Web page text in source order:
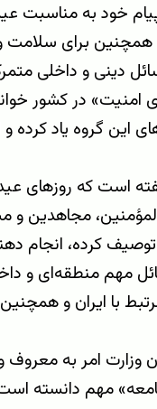
پیام خود به مناسبت
برای سلامت
دینی و داخلی
امنیت» در کشور
این گروه یاد کرده
است که روزهای
مجاهدین و
کرده، انجام
مهم منطقه‌ای و
با ایران و
وزارت امر به معروف
مهم دانسته